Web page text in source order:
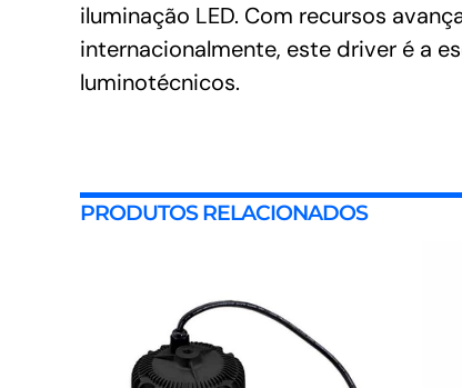
iluminação LED. Com recursos
internacionalmente, este driver é a
luminotécnicos.
PRODUTOS RELACIONADOS